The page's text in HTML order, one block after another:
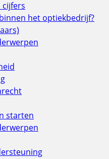
cijfers
het optiekbedrijf?
starten